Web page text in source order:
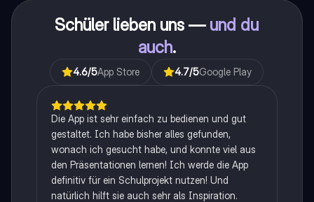
Schüler lieben uns — und du
auch.
4.6/5App Store 4.7/5Google Play
Die App ist sehr einfach zu bedienen und gut
gestaltet. Ich habe bisher alles gefunden,
wonach ich gesucht habe, und konnte viel aus
den Präsentationen lernen! Ich werde die App
definitiv für ein Schulprojekt nutzen! Und
natürlich hilft sie auch sehr als Inspiration.